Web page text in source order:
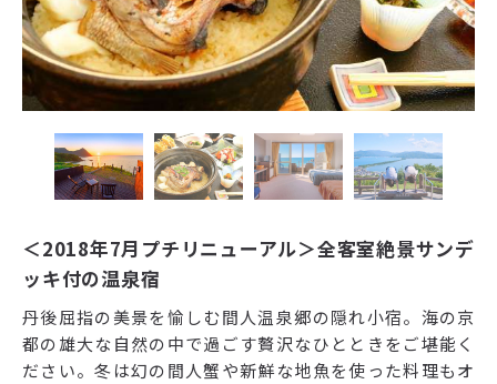
＜2018年7月プチリニューアル＞全客室絶景サンデ
ッキ付の温泉宿
丹後屈指の美景を愉しむ間人温泉郷の隠れ小宿。海の京
都の雄大な自然の中で過ごす贅沢なひとときをご堪能く
ださい。冬は幻の間人蟹や新鮮な地魚を使った料理もオ